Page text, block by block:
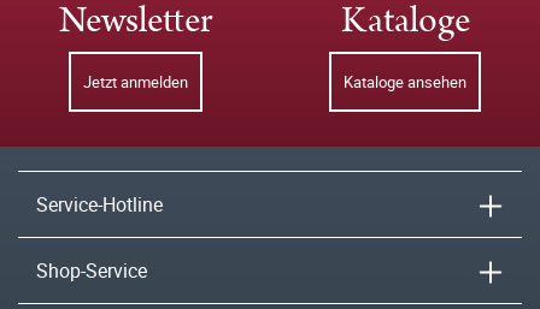
Newsletter
Jetzt anmelden
Kataloge
Kataloge ansehen
Service-Hotline
Shop-Service